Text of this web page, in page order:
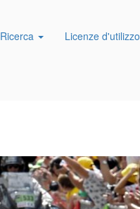
Ricerca Licenze d'utilizzo